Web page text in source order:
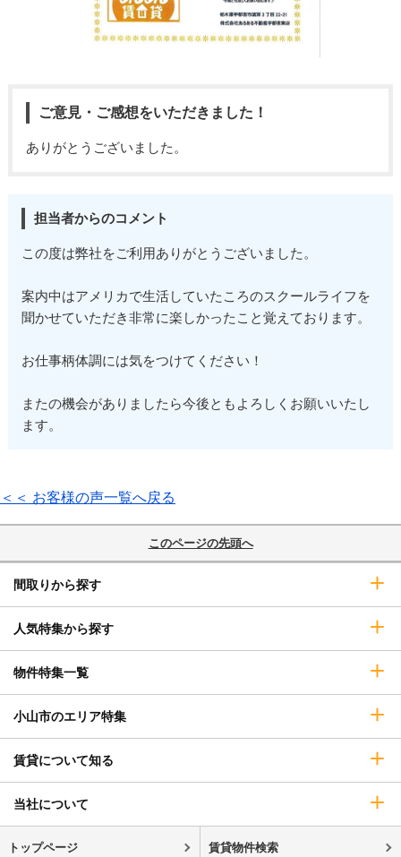
ご意見・ご感想をいただきました！
ありがとうございました。
担当者からのコメント
この度は弊社をご利用ありがとうございました。
案内中はアメリカで生活していたころのスクールライフを
聞かせていただき非常に楽しかったこと覚えております。
お仕事柄体調には気をつけてください！
またの機会がありましたら今後ともよろしくお願いいたし
ます。
＜＜ お客様の声一覧へ戻る
このページの先頭へ
間取りから探す
人気特集から探す
物件特集一覧
小山市のエリア特集
賃貸について知る
当社について
トップページ 賃貸物件検索